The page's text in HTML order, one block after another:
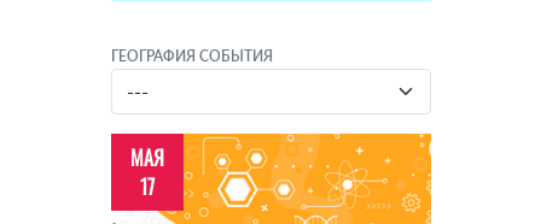
ГЕОГРАФИЯ СОБЫТИЯ
МАЯ
17